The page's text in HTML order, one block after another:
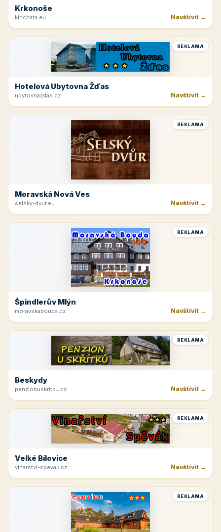
Krkonoše
kinchata.eu Navštívit →
REKLAMA
Hotelová Ubytovna Žďas
ubytovnazdas.cz Navštívit →
REKLAMA
Moravská Nová Ves
selsky-dvur.eu Navštívit →
REKLAMA
Špindlerův Mlýn
moravskabouda.cz Navštívit →
REKLAMA
Beskydy
penzionuskritku.cz Navštívit →
REKLAMA
Velké Bílovice
vinarstvi-spevak.cz Navštívit →
REKLAMA